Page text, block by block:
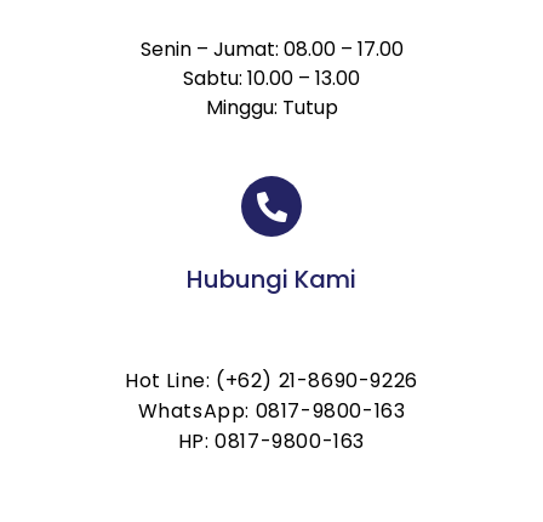
Senin – Jumat: 08.00 – 17.00
Sabtu: 10.00 – 13.00
Minggu: Tutup
Hubungi Kami
Hot Line: (+62) 21-8690-9226
WhatsApp: 0817-9800-163
HP: 0817-9800-163